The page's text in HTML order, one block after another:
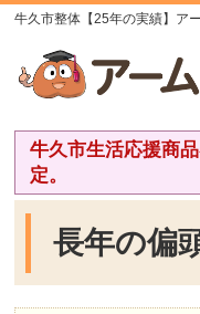
牛久市整体【25年の実績】ア
牛久市生活応援商
定。
長年の偏